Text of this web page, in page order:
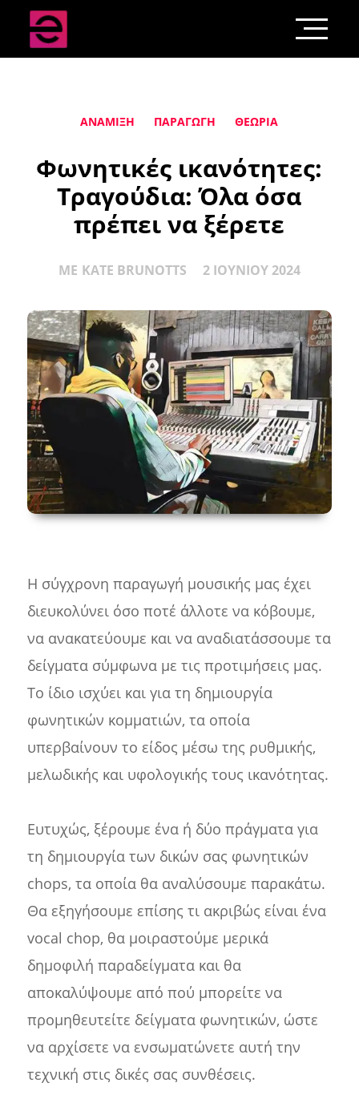
ΑΝΆΜΙΞΗ ΠΑΡΑΓΩΓΉ ΘΕΩΡΊΑ
Φωνητικές ικανότητες:
Τραγούδια: Όλα όσα
πρέπει να ξέρετε
ΜΕ KATE BRUNOTTS 2 ΙΟΥΝΊΟΥ 2024
Η σύγχρονη παραγωγή μουσικής μας έχει
διευκολύνει όσο ποτέ άλλοτε να κόβουμε,
να ανακατεύουμε και να αναδιατάσσουμε τα
δείγματα σύμφωνα με τις προτιμήσεις μας.
Το ίδιο ισχύει και για τη δημιουργία
φωνητικών κομματιών, τα οποία
υπερβαίνουν το είδος μέσω της ρυθμικής,
μελωδικής και υφολογικής τους ικανότητας.
Ευτυχώς, ξέρουμε ένα ή δύο πράγματα για
τη δημιουργία των δικών σας φωνητικών
chops, τα οποία θα αναλύσουμε παρακάτω.
Θα εξηγήσουμε επίσης τι ακριβώς είναι ένα
vocal chop, θα μοιραστούμε μερικά
δημοφιλή παραδείγματα και θα
αποκαλύψουμε από πού μπορείτε να
προμηθευτείτε δείγματα φωνητικών, ώστε
να αρχίσετε να ενσωματώνετε αυτή την
τεχνική στις δικές σας συνθέσεις.